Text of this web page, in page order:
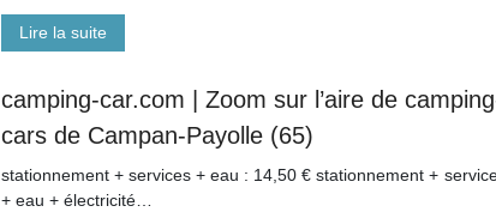
Lire la suite
camping-car.com | Zoom sur l’aire de
cars de Campan-Payolle (65)
stationnement + services + eau : 14,50 € stationnement +
+ eau + électricité…